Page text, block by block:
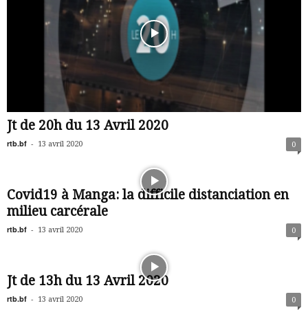
Jt de 20h du 13 Avril 2020
rtb.bf - 13 avril 2020 0
Covid19 à Manga: la difficile distanciation en
milieu carcérale
rtb.bf - 13 avril 2020 0
Jt de 13h du 13 Avril 2020
rtb.bf - 13 avril 2020 0